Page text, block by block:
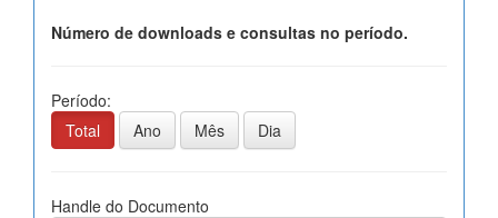
Número de downloads e consultas no período.
Período:
Total
Ano Mês Dia
Handle do Documento